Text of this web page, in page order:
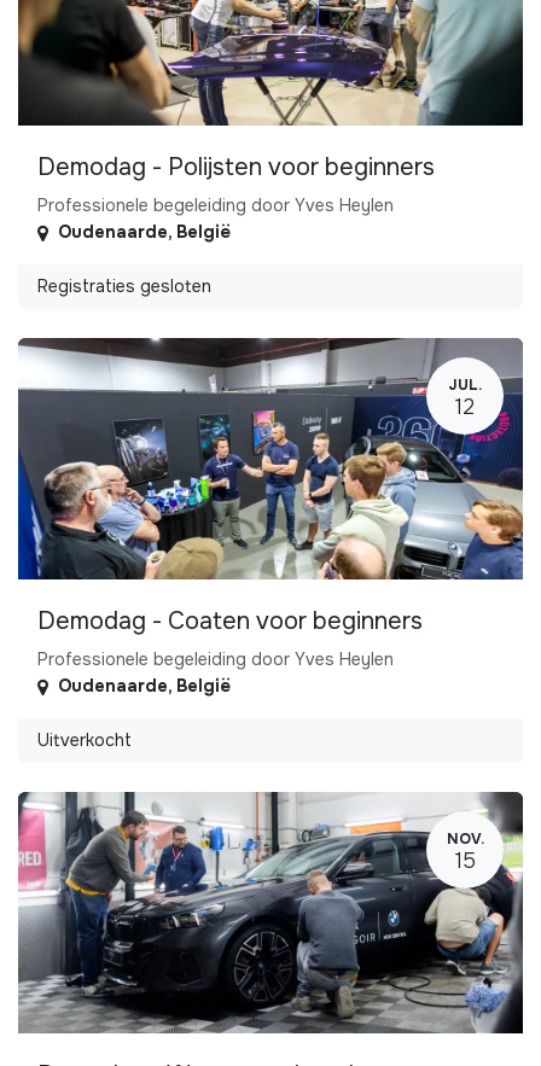
Demodag - Polijsten voor beginners
Professionele begeleiding door Yves Heylen
Oudenaarde, België
Registraties gesloten
JUL.
12
Demodag - Coaten voor beginners
Professionele begeleiding door Yves Heylen
Oudenaarde, België
Uitverkocht
NOV.
15